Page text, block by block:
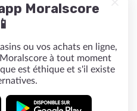
Moralscore
📱
ou vos achats en ligne,
à tout moment
est éthique et s'il existe